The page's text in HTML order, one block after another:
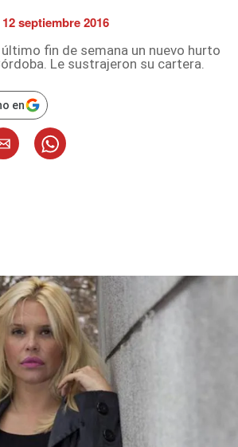
12 septiembre 2016
fin de semana un nuevo hurto
Le sustrajeron su cartera.
en